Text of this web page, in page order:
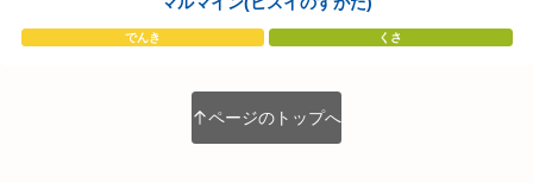
でんき くさ
ページのトップへ